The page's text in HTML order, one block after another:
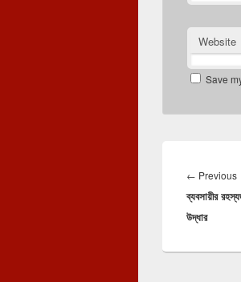
Website
Save
navigation
← Previous
ব্যবসায়ীর
উদ্ধার